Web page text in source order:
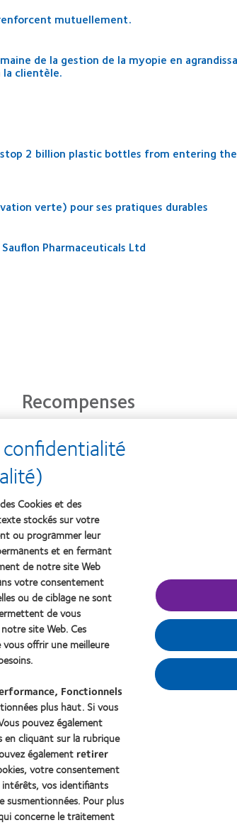
mutuellement.
de la gestion de la myopie en
la clientèle.
2 billion plastic bottles from entering
verte) pour ses pratiques durables
Pharmaceuticals Ltd
Recompenses
Learn
Factory
Awards
(2011)
À propos de CooperVision
Carrières
Cookies et des
stockés sur votre
ou programmer leur
et en fermant
de notre site Web
votre consentement
ou de ciblage ne sont
de vous
site Web. Ces
offrir une meilleure
Fonctionnels
plus haut. Si vous
pouvez également
en cliquant sur la rubrique
également retirer
votre consentement
vos identifiants
susmentionnées. Pour plus
concerne le traitement